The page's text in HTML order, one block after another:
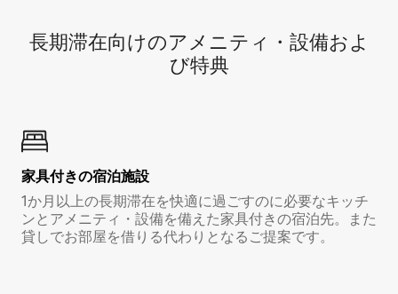
長期滞在向け⁠のア⁠メ⁠ニ⁠テ⁠ィ⁠・設⁠備⁠およ
び特⁠典
家具付き⁠の宿⁠泊⁠施⁠設
1か月以上の長期滞在を快適に過ごすのに必要なキッチ
ンとアメニティ・設備を備えた家具付きの宿泊先。また
貸しでお部屋を借りる代わりとなるご提案です。